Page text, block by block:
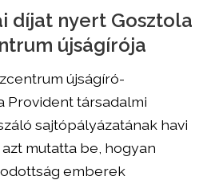
díjat nyert Gosztola
újságírója
újságíró-
Provident társadalmi
sajtópályázatának havi
mutatta be, hogyan
emberek